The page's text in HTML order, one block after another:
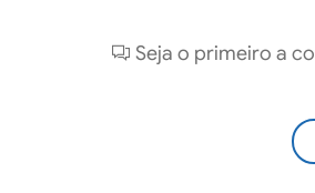
Seja o primeiro a